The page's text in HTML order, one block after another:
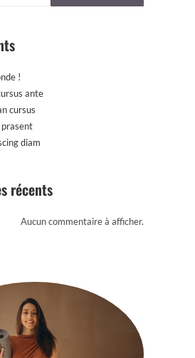
!
ante
cursus
prasent
diam
récents
Aucun commentaire à afficher.